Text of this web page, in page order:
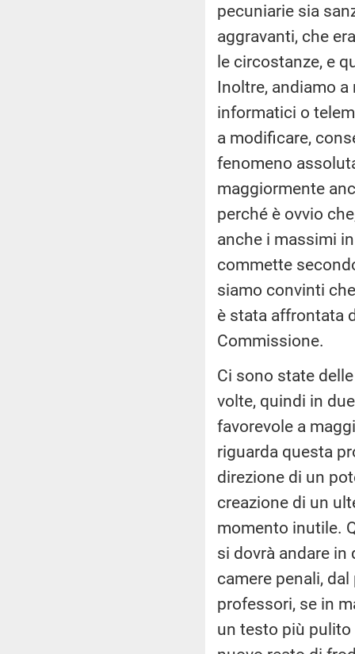
pecuniarie sia
aggravanti, che
le circostanze, e
Inoltre, andiamo
informatici o
a modificare,
fenomeno
maggiormente
perché è ovvio
anche i massimi
commette
siamo convinti
è stata affrontata
Commissione.
Ci sono state
volte, quindi in
favorevole a
riguarda questa
direzione di un
creazione di un
momento inutile.
si dovrà andare
camere penali,
professori, se in
un testo più